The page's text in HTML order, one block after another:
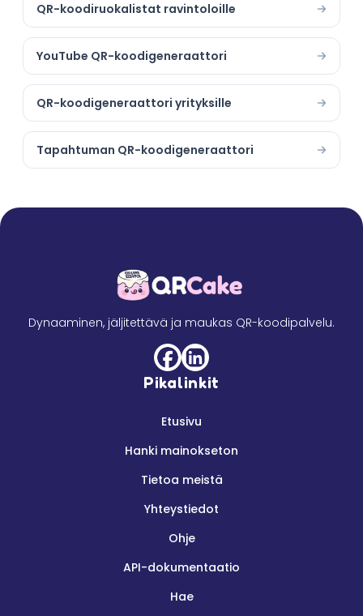
QR-koodiruokalistat ravintoloille
YouTube QR-koodigeneraattori
QR-koodigeneraattori yrityksille
Tapahtuman QR-koodigeneraattori
Dynaaminen, jäljitettävä ja maukas QR-koodipalvelu.
Pikalinkit
Etusivu
Hanki mainokseton
Tietoa meistä
Yhteystiedot
Ohje
API-dokumentaatio
Hae